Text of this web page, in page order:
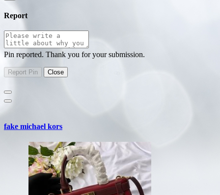
Report
Pin reported. Thank you for your submission.
fake michael kors